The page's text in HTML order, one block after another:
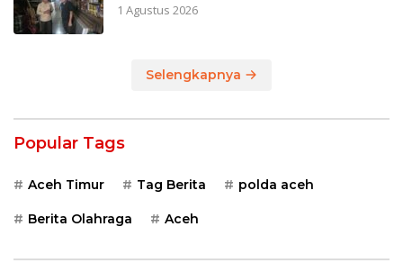
1 Agustus 2026
Selengkapnya
Popular Tags
Aceh Timur Tag Berita polda aceh
Berita Olahraga Aceh